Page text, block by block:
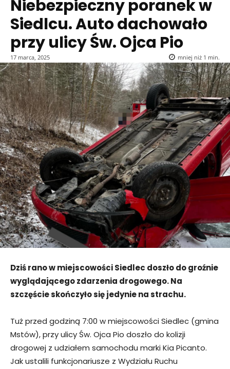
Niebezpieczny poranek w
Siedlcu. Auto dachowało
przy ulicy Św. Ojca Pio
17 marca, 2025 mniej niż 1 min.
Dziś rano w miejscowości Siedlec doszło do groźnie
wyglądającego zdarzenia drogowego. Na
szczęście skończyło się jedynie na strachu.
Tuż przed godziną 7:00 w miejscowości Siedlec (gmina
Mstów), przy ulicy Św. Ojca Pio doszło do kolizji
drogowej z udziałem samochodu marki Kia Picanto.
Jak ustalili funkcjonariusze z Wydziału Ruchu